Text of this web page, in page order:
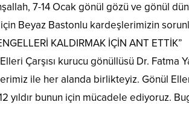
7-14 Ocak gönül gözü ve gönül
Beyaz Bastonlu kardeşlerimizin
KALDIRMAK İÇİN ANT ETTİK”
Çarşısı kurucu gönüllüsü Dr. Fatma
ile her alanda birlikteyiz. Gönül
yıldır bunun için mücadele